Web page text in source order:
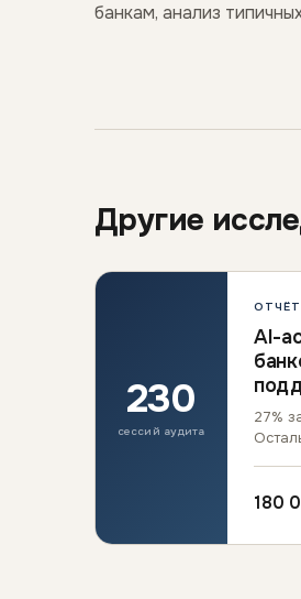
банкам, анализ
Другие
230
сессий аудита
ОТЧЁТ
AI-
27%
180